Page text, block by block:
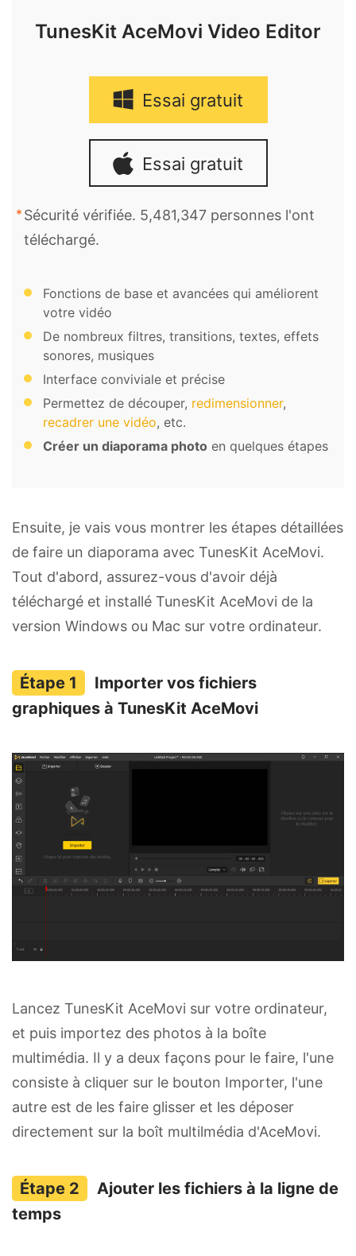
TunesKit AceMovi Video Editor
Essai gratuit
Essai gratuit
Sécurité vérifiée. 5,481,347 personnes l'ont
téléchargé.
Fonctions de base et avancées qui améliorent
votre vidéo
De nombreux filtres, transitions, textes, effets
sonores, musiques
Interface conviviale et précise
Permettez de découper, redimensionner,
recadrer une vidéo, etc.
Créer un diaporama photo en quelques étapes
Ensuite, je vais vous montrer les étapes détaillées
de faire un diaporama avec TunesKit AceMovi.
Tout d'abord, assurez-vous d'avoir déjà
téléchargé et installé TunesKit AceMovi de la
version Windows ou Mac sur votre ordinateur.
Importer vos fichiers
graphiques à TunesKit AceMovi
Lancez TunesKit AceMovi sur votre ordinateur,
et puis importez des photos à la boîte
multimédia. Il y a deux façons pour le faire, l'une
consiste à cliquer sur le bouton Importer, l'une
autre est de les faire glisser et les déposer
directement sur la boît multilmédia d'AceMovi.
Ajouter les fichiers à la ligne de
temps